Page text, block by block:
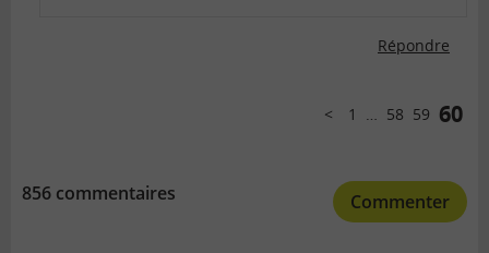
Répondre
Précédent
1 58 59 60
856 commentaires Commenter